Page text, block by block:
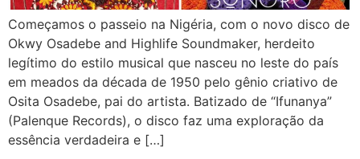
Começamos o passeio na Nigéria, com o novo disco de
Okwy Osadebe and Highlife Soundmaker, herdeito
legítimo do estilo musical que nasceu no leste do país
em meados da década de 1950 pelo gênio criativo de
Osita Osadebe, pai do artista. Batizado de “Ifunanya”
(Palenque Records), o disco faz uma exploração da
essência verdadeira e […]